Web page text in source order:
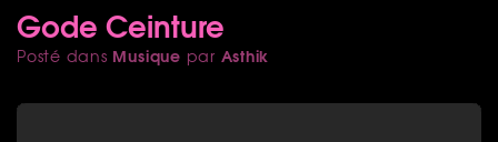
Gode Ceinture
Posté dans Musique par Asthik